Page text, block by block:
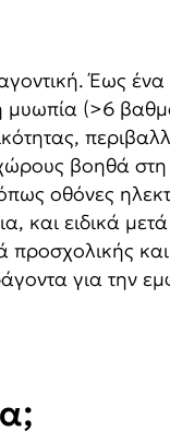
Έως
(>6
βοηθά
οθόνες
και ειδικά
προσχολικής
για την